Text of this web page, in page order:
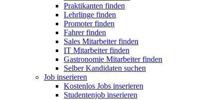
Praktikanten finden
Lehrlinge finden
Promoter finden
Fahrer finden
Sales Mitarbeiter finden
IT Mitarbeiter finden
Gastronomie Mitarbeiter finden
Selber Kandidaten suchen
Job inserieren
Kostenlos Jobs inserieren
Studentenjob inserieren